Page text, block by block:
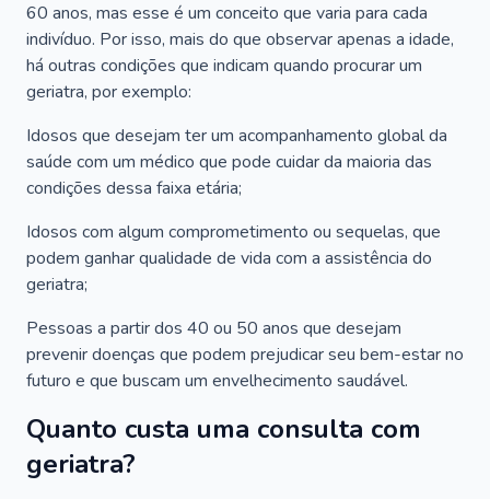
60 anos, mas esse é um conceito que varia para cada
indivíduo. Por isso, mais do que observar apenas a idade,
há outras condições que indicam quando procurar um
geriatra, por exemplo:
Idosos que desejam ter um acompanhamento global da
saúde com um médico que pode cuidar da maioria das
condições dessa faixa etária;
Idosos com algum comprometimento ou sequelas, que
podem ganhar qualidade de vida com a assistência do
geriatra;
Pessoas a partir dos 40 ou 50 anos que desejam
prevenir doenças que podem prejudicar seu bem-estar no
futuro e que buscam um envelhecimento saudável.
Quanto custa uma consulta com
geriatra?